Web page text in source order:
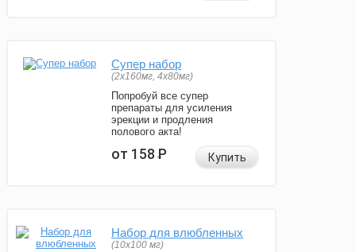
Супер набор
(2х160мг, 4х80мг)
Попробуй все супер
препараты для усиления
эрекции и продления
полового акта!
от 158Р Купить
Набор для влюбленных
(10х100 мг)